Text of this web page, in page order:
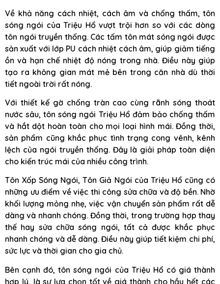
Về khả năng cách nhiệt, cách âm và chống thấm, tôn
sóng ngói của Triệu Hổ vượt trội hơn so với các dòng
tôn ngói truyền thống. Các tấm tôn mát sóng ngói được
sản xuất với lớp PU cách nhiệt cách âm, giúp giảm tiếng
ồn và hạn chế nhiệt độ nóng trong nhà. Điều này giúp
tạo ra không gian mát mẻ bên trong căn nhà dù thời
tiết ngoài trời rất nóng.
Với thiết kế gờ chống tràn cao cùng rãnh sóng thoát
nước sâu, tôn sóng ngói Triệu Hổ đảm bảo chống thấm
và hắt dột hoàn toàn cho mọi loại hình mái. Đồng thời,
sản phẩm cũng khắc phục tình trạng cong vênh, kênh
lệch của ngói truyền thống. Đây là giải pháp toàn diện
cho kiến trúc mái của nhiều công trình.
Tôn Xốp Sóng Ngói, Tôn Giả Ngói của Triệu Hổ cũng có
những ưu điểm về việc thi công sửa chữa và độ bền. Nhờ
khối lượng mỏng nhẹ, việc vận chuyển sản phẩm rất dễ
dàng và nhanh chóng. Đồng thời, trong trường hợp thay
thế hay sửa chữa sóng ngói, tất cả được khắc phục
nhanh chóng và dễ dàng. Điều này giúp tiết kiệm chi phí,
sức lực và thời gian cho gia chủ.
Bên cạnh đó, tôn sóng ngói của Triệu Hổ có giá thành
hợp lý, là sự lựa chọn tốt về giá thành cho hầu hết các